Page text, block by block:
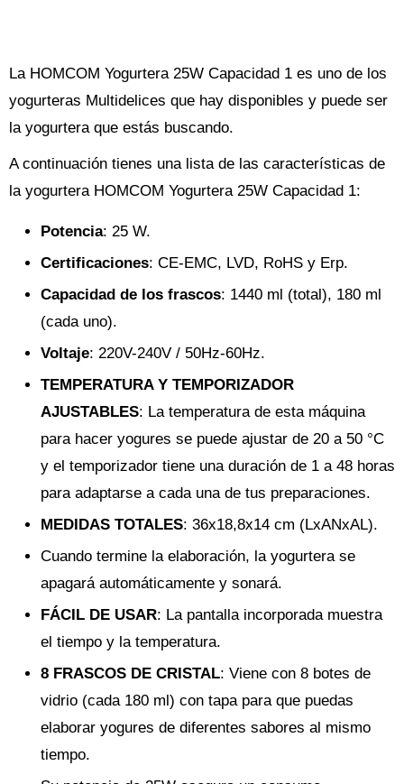
La HOMCOM Yogurtera 25W Capacidad 1 es uno de los
yogurteras Multidelices que hay disponibles y puede ser
la yogurtera que estás buscando.
A continuación tienes una lista de las características de
la yogurtera HOMCOM Yogurtera 25W Capacidad 1:
Potencia: 25 W.
Certificaciones: CE-EMC, LVD, RoHS y Erp.
Capacidad de los frascos: 1440 ml (total), 180 ml
(cada uno).
Voltaje: 220V-240V / 50Hz-60Hz.
TEMPERATURA Y TEMPORIZADOR
AJUSTABLES: La temperatura de esta máquina
para hacer yogures se puede ajustar de 20 a 50 °C
y el temporizador tiene una duración de 1 a 48 horas
para adaptarse a cada una de tus preparaciones.
MEDIDAS TOTALES: 36x18,8x14 cm (LxANxAL).
Cuando termine la elaboración, la yogurtera se
apagará automáticamente y sonará.
FÁCIL DE USAR: La pantalla incorporada muestra
el tiempo y la temperatura.
8 FRASCOS DE CRISTAL: Viene con 8 botes de
vidrio (cada 180 ml) con tapa para que puedas
elaborar yogures de diferentes sabores al mismo
tiempo.